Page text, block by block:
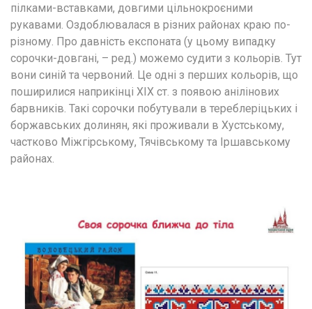
пілками-вставками, довгими цільнокроєними
рукавами. Оздоблювалася в різних районах краю по-
різному. Про давність експоната (у цьому випадку
сорочки-довгані, – ред.) можемо судити з кольорів. Тут
вони синій та червоний. Це одні з перших кольорів, що
поширилися наприкінці ХІХ ст. з появою анілінових
барвників. Такі сорочки побутували в тереблеріцьких і
боржавських долинян, які проживали в Хустському,
частково Міжгірському, Тячівському та Іршавському
районах.